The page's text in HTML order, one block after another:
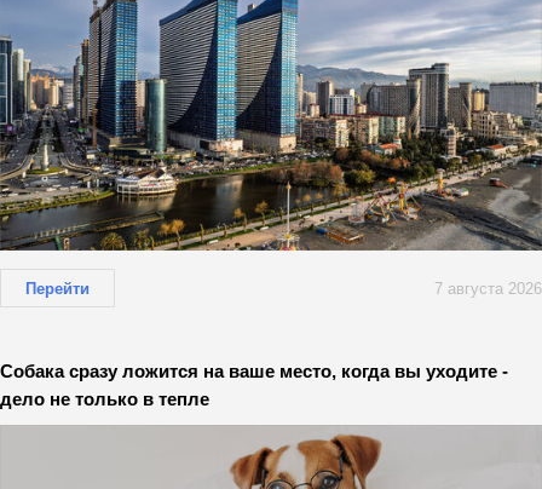
Перейти 7 августа 2026
Собака сразу ложится на ваше место, когда вы уходите -
дело не только в тепле